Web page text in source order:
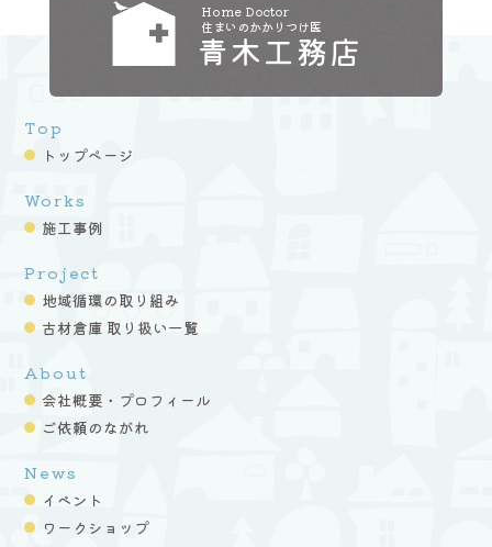
Home Doctor
住まいのかかりつけ医
青木工務店
Top
トップページ
Works
施工事例
Project
地域循環の取り組み
古材倉庫 取り扱い一覧
About
会社概要・プロフィール
ご依頼のながれ
News
イベント
ワークショップ